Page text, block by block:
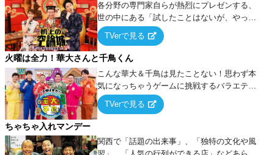
各分野の専門家自らが熱烈にプレゼンする、
世の中にある「試したことはないが、やって
みたらこうなる！…ハズ」という“机上の空
論”に若手芸人らがカラダを張って挑む！
TVerで見る
火曜は全力！華大さんと千鳥くん
こんな華大＆千鳥は見たことない！思わず本
気になっちゃうゲームに挑戦するバラエティ
ー！
TVerで見る
ちゃちゃ入れマンデー
関西で「話題の出来事」、「独特の文化や風